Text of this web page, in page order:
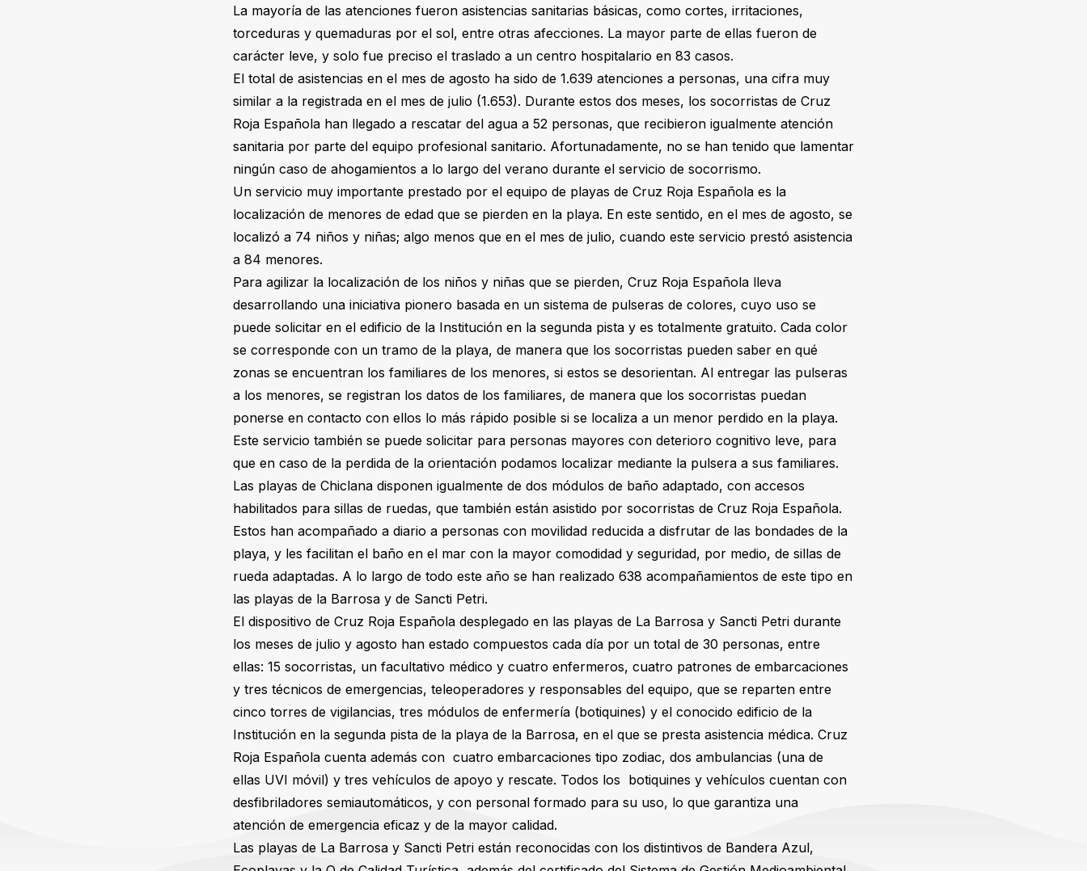
La mayoría de las atenciones fueron asistencias sanitarias básicas, como cortes, irritaciones,
torceduras y quemaduras por el sol, entre otras afecciones. La mayor parte de ellas fueron de
carácter leve, y solo fue preciso el traslado a un centro hospitalario en 83 casos.
El total de asistencias en el mes de agosto ha sido de 1.639 atenciones a personas, una cifra muy
similar a la registrada en el mes de julio (1.653). Durante estos dos meses, los socorristas de Cruz
Roja Española han llegado a rescatar del agua a 52 personas, que recibieron igualmente atención
sanitaria por parte del equipo profesional sanitario. Afortunadamente, no se han tenido que lamentar
ningún caso de ahogamientos a lo largo del verano durante el servicio de socorrismo.
Un servicio muy importante prestado por el equipo de playas de Cruz Roja Española es la
localización de menores de edad que se pierden en la playa. En este sentido, en el mes de agosto, se
localizó a 74 niños y niñas; algo menos que en el mes de julio, cuando este servicio prestó asistencia
a 84 menores.
Para agilizar la localización de los niños y niñas que se pierden, Cruz Roja Española lleva
desarrollando una iniciativa pionero basada en un sistema de pulseras de colores, cuyo uso se
puede solicitar en el edificio de la Institución en la segunda pista y es totalmente gratuito. Cada color
se corresponde con un tramo de la playa, de manera que los socorristas pueden saber en qué
zonas se encuentran los familiares de los menores, si estos se desorientan. Al entregar las pulseras
a los menores, se registran los datos de los familiares, de manera que los socorristas puedan
ponerse en contacto con ellos lo más rápido posible si se localiza a un menor perdido en la playa.
Este servicio también se puede solicitar para personas mayores con deterioro cognitivo leve, para
que en caso de la perdida de la orientación podamos localizar mediante la pulsera a sus familiares.
Las playas de Chiclana disponen igualmente de dos módulos de baño adaptado, con accesos
habilitados para sillas de ruedas, que también están asistido por socorristas de Cruz Roja Española.
Estos han acompañado a diario a personas con movilidad reducida a disfrutar de las bondades de la
playa, y les facilitan el baño en el mar con la mayor comodidad y seguridad, por medio, de sillas de
rueda adaptadas. A lo largo de todo este año se han realizado 638 acompañamientos de este tipo en
las playas de la Barrosa y de Sancti Petri.
El dispositivo de Cruz Roja Española desplegado en las playas de La Barrosa y Sancti Petri durante
los meses de julio y agosto han estado compuestos cada día por un total de 30 personas, entre
ellas: 15 socorristas, un facultativo médico y cuatro enfermeros, cuatro patrones de embarcaciones
y tres técnicos de emergencias, teleoperadores y responsables del equipo, que se reparten entre
cinco torres de vigilancias, tres módulos de enfermería (botiquines) y el conocido edificio de la
Institución en la segunda pista de la playa de la Barrosa, en el que se presta asistencia médica. Cruz
Roja Española cuenta además con cuatro embarcaciones tipo zodiac, dos ambulancias (una de
ellas UVI móvil) y tres vehículos de apoyo y rescate. Todos los botiquines y vehículos cuentan con
desfibriladores semiautomáticos, y con personal formado para su uso, lo que garantiza una
atención de emergencia eficaz y de la mayor calidad.
Las playas de La Barrosa y Sancti Petri están reconocidas con los distintivos de Bandera Azul,